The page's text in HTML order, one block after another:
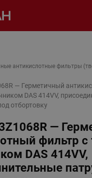
антикислотные фильтры
— Герметичный
DAS 414VV,
отбортовку
—
фильтр
DAS 414VV,